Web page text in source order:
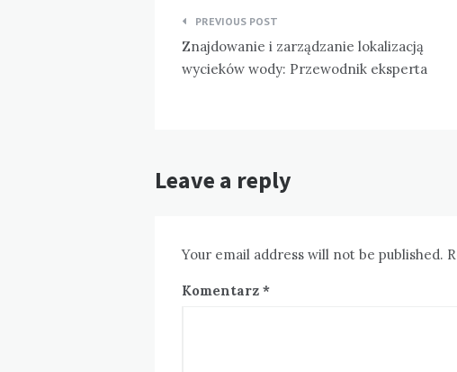
Nawigacja
wpisu
PREVIOUS POST
Znajdowanie i zarządzanie lokalizacją
wycieków wody: Przewodnik eksperta
Leave a reply
Your email address will not be published.
Komentarz *